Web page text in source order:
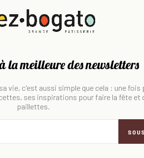
la meilleure des newsletters
vie, c'est aussi simple que cela : une fois
ses inspirations pour faire la fête et
paillettes.